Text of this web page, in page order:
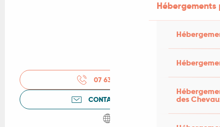
des
07 63 42 45
CONTACTEZ-NOUS